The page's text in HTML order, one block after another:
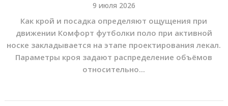
9 июля 2026
Как крой и посадка определяют ощущения при
движении Комфорт футболки поло при активной
носке закладывается на этапе проектирования лекал.
Параметры кроя задают распределение объёмов
относительно...